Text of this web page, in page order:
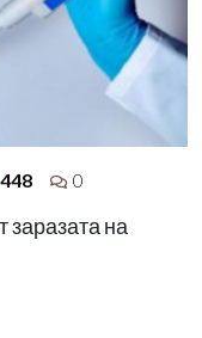
448 0
заразата на